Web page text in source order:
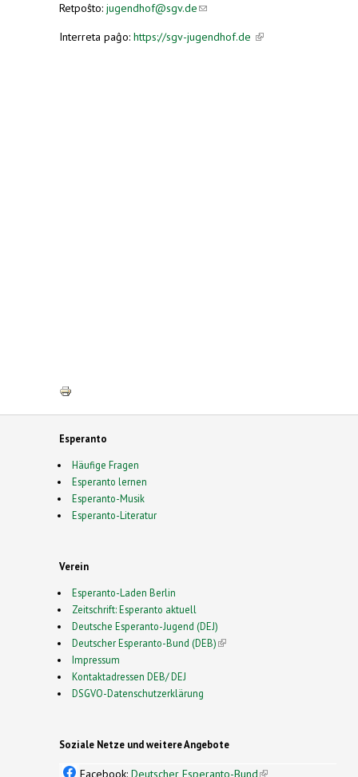
Retpoŝto: jugendhof@sgv.de(link sends e-mail)
Interreta paĝo: https://sgv-jugendhof.de (link is
Esperanto
Häufige Fragen
Esperanto lernen
Esperanto-Musik
Esperanto-Literatur
Verein
Esperanto-Laden Berlin
Zeitschrift: Esperanto aktuell
Deutsche Esperanto-Jugend (DEJ)
Deutscher Esperanto-Bund (DEB)(link is external)
Impressum
Kontaktadressen DEB/ DEJ
DSGVO-Datenschutzerklärung
Soziale Netze und weitere Angebote